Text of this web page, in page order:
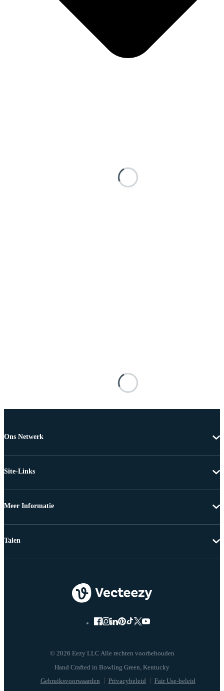
Ons Netwerk
Site-Links
Meer Informatie
© 2026 Eezy LLC Alle rechten voorbehouden
Gebruiksvoorwaarden Privacybeleid Fair Use-beleid
Talen